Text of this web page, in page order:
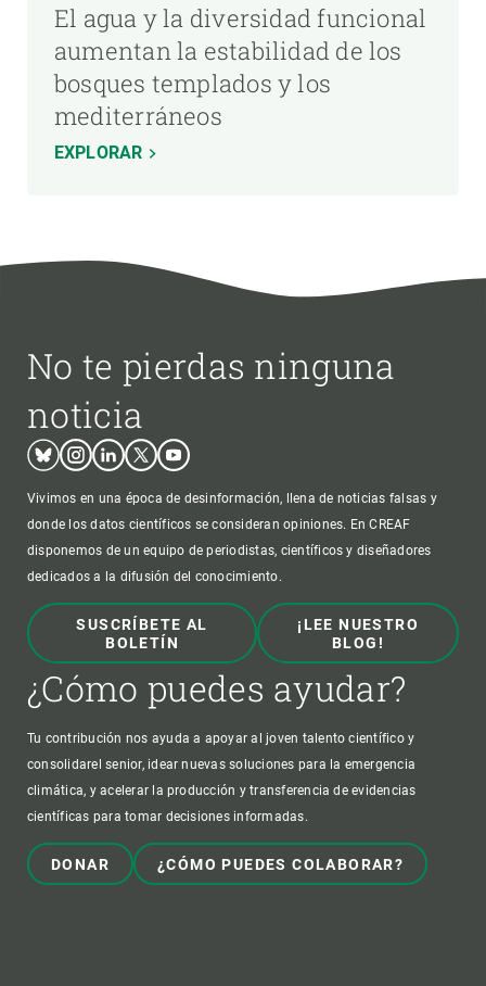
El agua y la diversidad funcional
aumentan la estabilidad de los
bosques templados y los
mediterráneos
EXPLORAR
No te pierdas ninguna
noticia
BlueskyInstagram
LinkedinTwitterYoutube
Vivimos en una época de desinformación, llena de noticias falsas y
donde los datos científicos se consideran opiniones. En CREAF
disponemos de un equipo de periodistas, científicos y diseñadores
dedicados a la difusión del conocimiento.
SUSCRÍBETE AL
BOLETÍN
¡LEE NUESTRO
BLOG!
¿Cómo puedes ayudar?
Tu contribución nos ayuda a apoyar al joven talento científico y
consolidarel senior, idear nuevas soluciones para la emergencia
climática, y acelerar la producción y transferencia de evidencias
científicas para tomar decisiones informadas.
DONAR ¿CÓMO PUEDES COLABORAR?